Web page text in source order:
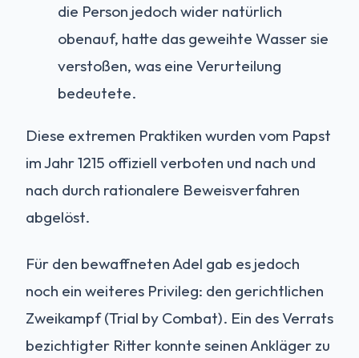
die Person jedoch wider natürlich
obenauf, hatte das geweihte Wasser sie
verstoßen, was eine Verurteilung
bedeutete.
Diese extremen Praktiken wurden vom Papst
im Jahr 1215 offiziell verboten und nach und
nach durch rationalere Beweisverfahren
abgelöst.
Für den bewaffneten Adel gab es jedoch
noch ein weiteres Privileg: den gerichtlichen
Zweikampf (Trial by Combat). Ein des Verrats
bezichtigter Ritter konnte seinen Ankläger zu